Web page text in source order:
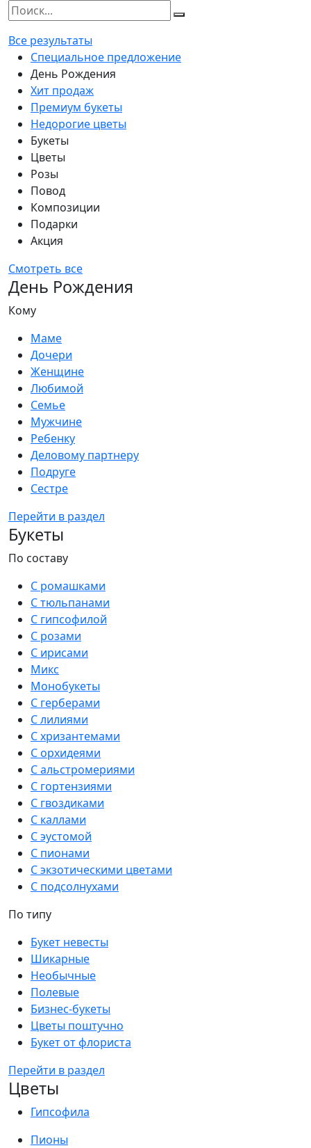
Все результаты
Специальное предложение
День Рождения
Хит продаж
Премиум букеты
Недорогие цветы
Букеты
Цветы
Розы
Повод
Композиции
Подарки
Акция
Смотреть все
День Рождения
Кому
Маме
Дочери
Женщине
Любимой
Семье
Мужчине
Ребенку
Деловому партнеру
Подруге
Сестре
Перейти в раздел
Букеты
По составу
С ромашками
С тюльпанами
С гипсофилой
С розами
С ирисами
Микс
Монобукеты
С герберами
С лилиями
С хризантемами
С орхидеями
С альстромериями
С гортензиями
С гвоздиками
С каллами
С эустомой
С пионами
С экзотическими цветами
С подсолнухами
По типу
Букет невесты
Шикарные
Необычные
Полевые
Бизнес-букеты
Цветы поштучно
Букет от флориста
Перейти в раздел
Цветы
Гипсофила
Пионы